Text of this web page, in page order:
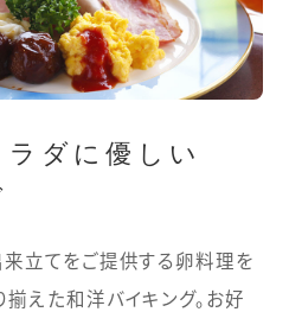
ダに優しい
立てをご提供する卵料理を
えた和洋バイキング。お好